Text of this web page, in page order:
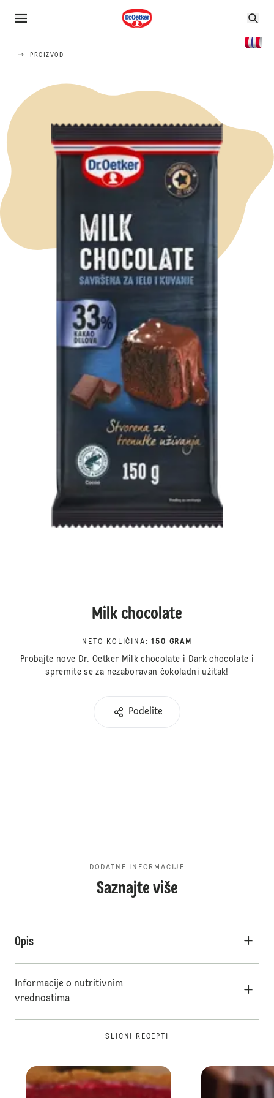
PROIZVOD
Milk chocolate
NETO KOLIČINA : 150 GRAM
Probajte nove Dr. Oetker Milk chocolate i Dark chocolate i
spremite se za nezaboravan čokoladni užitak!
Podelite
DODATNE INFORMACIJE
Saznajte više
Opis
Informacije o nutritivnim
vrednostima
SLIČNI RECEPTI